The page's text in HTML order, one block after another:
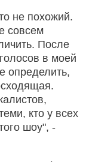
не похожий.
совсем
После
в моей
определить,
кто у всех
шоу", -